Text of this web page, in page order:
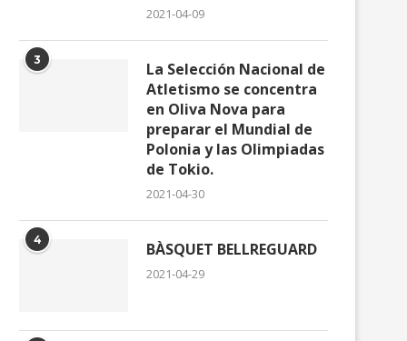
2021-04-09
3
La Selección Nacional de
Atletismo se concentra
en Oliva Nova para
preparar el Mundial de
Polonia y las Olimpiadas
de Tokio.
2021-04-30
4 BÀSQUET BELLREGUARD
2021-04-29